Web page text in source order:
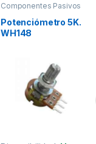
Componentes Pasivos
Potenciómetro 5K.
WH148